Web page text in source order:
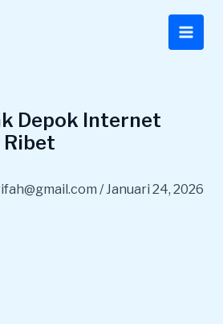
Depok Internet
Ribet
/Januari 24, 2026